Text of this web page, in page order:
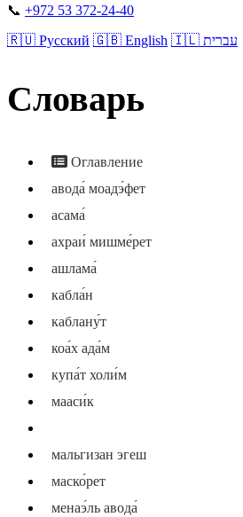
📞 +972 53 372-24-40
🇷🇺 Русский 🇬🇧 English 🇮🇱 עברית
Словарь
Оглавление
авода́ моадэ́фет
асама́
ахраи́ мишме́рет
ашлама́
кабла́н
каблану́т
коа́х ада́м
купа́т холи́м
мааси́к
мальгизан эгеш
маско́рет
менаэ́ль авода́